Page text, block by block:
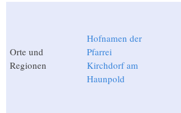
Orte und
Regionen
Hofnamen der
Pfarrei
Kirchdorf am
Haunpold